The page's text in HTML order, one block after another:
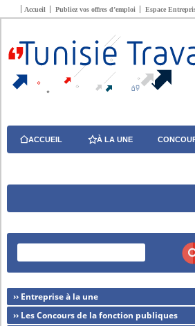
Accueil Publiez vos offres d’emploi Espace
ACCUEIL À LA UNE
›› Entreprise à la une
›› Les Concours de la fonction publiques